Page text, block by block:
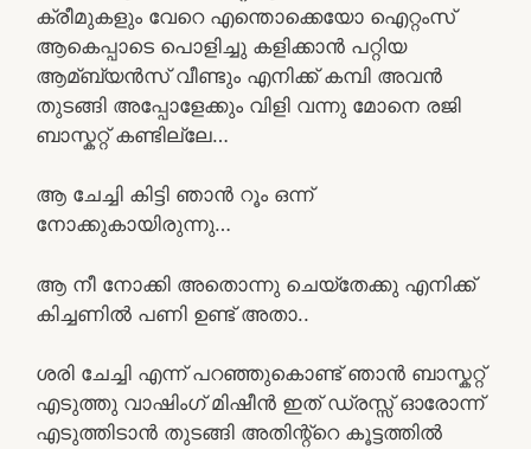
ക്രീമുകളും വേറെ എന്തൊക്കെയോ ഐറ്റംസ്
ആകെപ്പാടെ പൊളിച്ചു കളിക്കാൻ പറ്റിയ
ആമ്ബ്യൻസ് വീണ്ടും എനിക്ക് കമ്പി അവൻ
തുടങ്ങി അപ്പോളേക്കും വിളി വന്നു മോനെ രജി
ബാസ്കറ്റ് കണ്ടില്ലേ…
ആ ചേച്ചി കിട്ടി ഞാൻ റൂം ഒന്ന്
നോക്കുകായിരുന്നു…
ആ നീ നോക്കി അതൊന്നു ചെയ്തേക്കു എനിക്ക്
കിച്ചണിൽ പണി ഉണ്ട് അതാ..
ശരി ചേച്ചി എന്ന് പറഞ്ഞുകൊണ്ട് ഞാൻ ബാസ്കറ്റ്
എടുത്തു വാഷിംഗ് മിഷീൻ ഇത് ഡ്രസ്സ് ഓരോന്ന്
എടുത്തിടാൻ തുടങ്ങി അതിന്റ്റെ കൂട്ടത്തിൽ